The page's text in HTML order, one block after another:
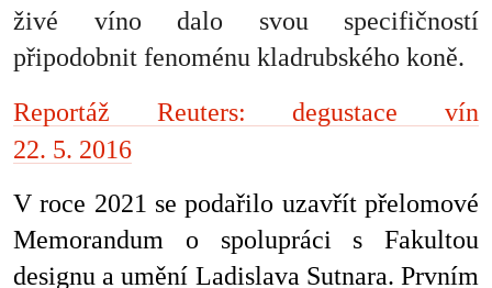
živé víno dalo svou specifičností
připodobnit fenoménu kladrubského koně.
Reportáž Reuters: degustace vín
22. 5. 2016
V roce 2021 se podařilo uzavřít přelomové
Memorandum o spolupráci s Fakultou
designu a umění Ladislava Sutnara. Prvním